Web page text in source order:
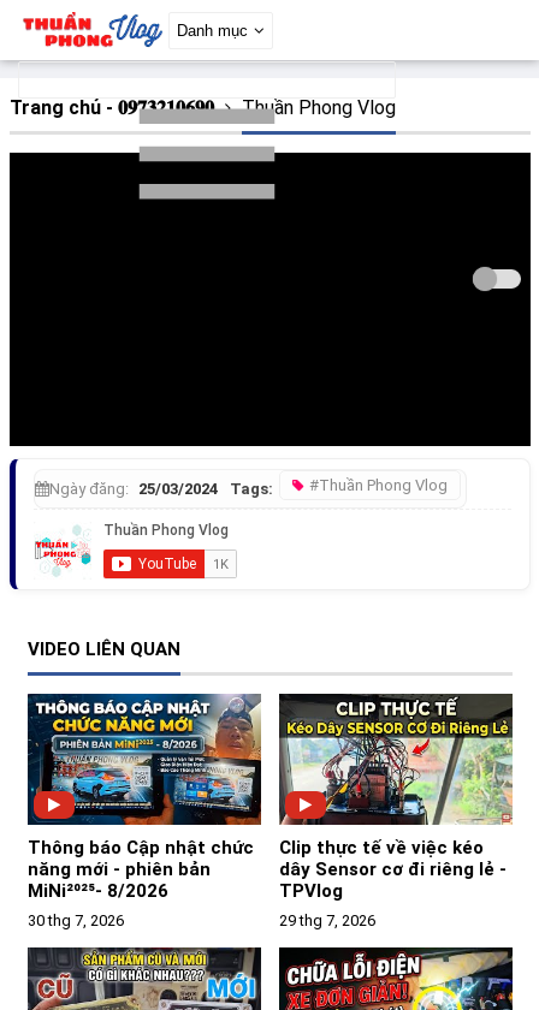
Danh mục
Trang chủ - 𝟎𝟗𝟕𝟑𝟐𝟏𝟎𝟔𝟗𝟎 Thuần Phong Vlog
Ngày đăng: 25/03/2024 Tags: #Thuần Phong Vlog
VIDEO LIÊN QUAN
Thông báo Cập nhật chức
năng mới - phiên bản
MiNi²⁰²⁵- 8/2026
30 thg 7, 2026
Clip thực tế về việc kéo
dây Sensor cơ đi riêng lẻ -
TPVlog
29 thg 7, 2026